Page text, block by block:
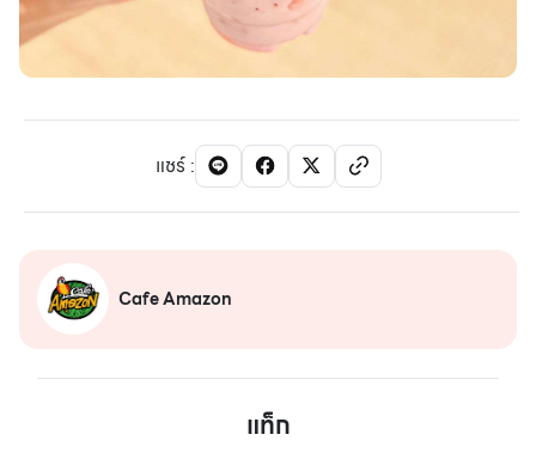
แชร์:
Cafe Amazon
แท็ก